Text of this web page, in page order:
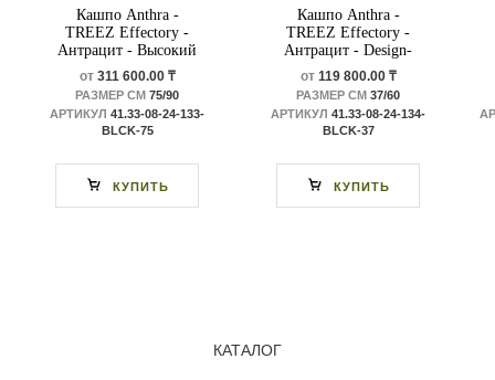
Кашпо Anthra -
TREEZ Effectory -
Антрацит - Высокий
Design-многогранник
от311 600.00 ₸
РАЗМЕР СМ 75/90
АРТИКУЛ 41.33-08-24-133-
BLCK-75
КУПИТЬ
Кашпо Anthra -
TREEZ Effectory -
Антрацит - Design-
многогранник
от119 800.00 ₸
РАЗМЕР СМ 37/60
АРТИКУЛ 41.33-08-24-134-
BLCK-37
КУПИТЬ
КАТАЛОГ